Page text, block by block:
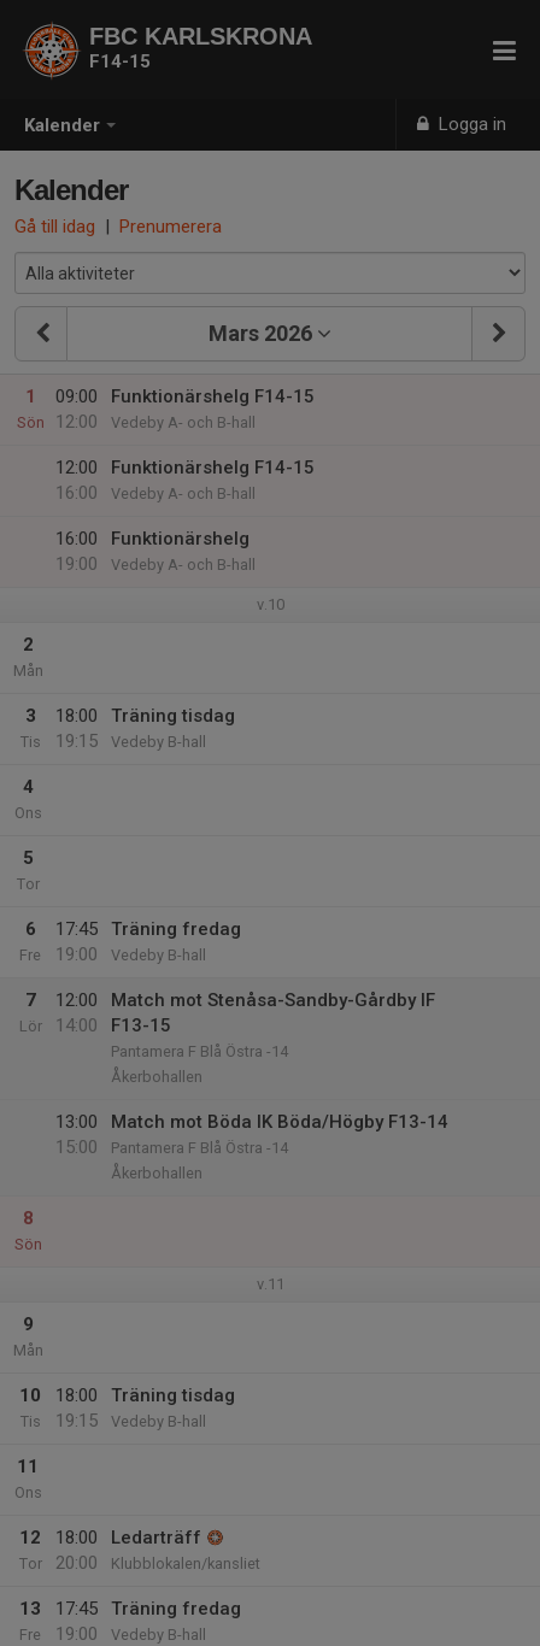
Kalender Logga in
FBC KARLSKRONA
F14-15
Kalender
Gå till idag | Prenumerera
Mars 2026
1
Sön
09:00
12:00
Funktionärshelg F14-15
Vedeby A- och B-hall
12:00
16:00
Funktionärshelg F14-15
Vedeby A- och B-hall
16:00
19:00
Funktionärshelg
Vedeby A- och B-hall
v.10
2
Mån
3
Tis
18:00
19:15
Träning tisdag
Vedeby B-hall
4
Ons
5
Tor
6
Fre
17:45
19:00
Träning fredag
Vedeby B-hall
7
Lör
12:00
14:00
Match mot Stenåsa-Sandby-Gårdby IF
F13-15
Pantamera F Blå Östra -14
Åkerbohallen
13:00
15:00
Match mot Böda IK Böda/Högby F13-14
Pantamera F Blå Östra -14
Åkerbohallen
8
Sön
v.11
9
Mån
10
Tis
18:00
19:15
Träning tisdag
Vedeby B-hall
11
Ons
12
Tor
18:00
20:00
Ledarträff
Klubblokalen/kansliet
13
Fre
17:45
19:00
Träning fredag
Vedeby B-hall